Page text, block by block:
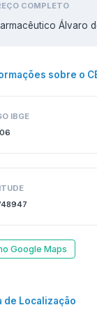
COMPLETO
Álvaro
sobre o
IBGE
Google Maps
de Localização